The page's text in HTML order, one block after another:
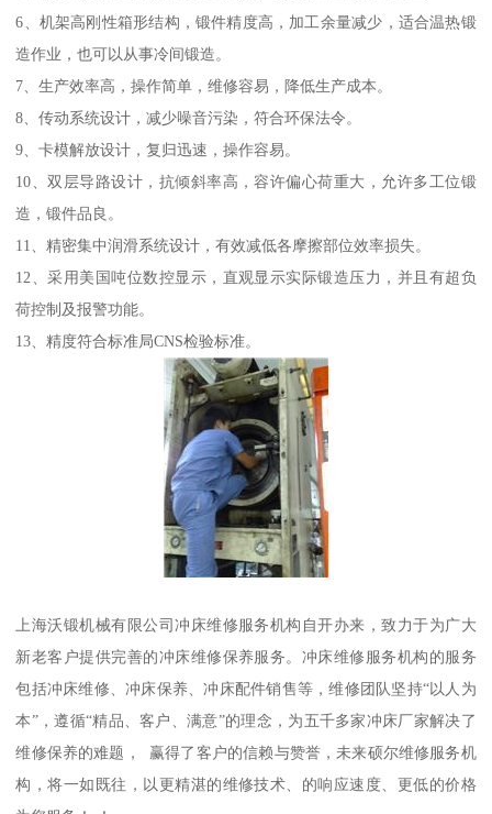
6、机架高刚性箱形结构，锻件精度高，加工余量减少，适合温热锻
造作业，也可以从事冷间锻造。
7、生产效率高，操作简单，维修容易，降低生产成本。
8、传动系统设计，减少噪音污染，符合环保法令。
9、卡模解放设计，复归迅速，操作容易。
10、双层导路设计，抗倾斜率高，容许偏心荷重大，允许多工位锻
造，锻件品良。
11、精密集中润滑系统设计，有效减低各摩擦部位效率损失。
12、采用美国吨位数控显示，直观显示实际锻造压力，并且有超负
荷控制及报警功能。
13、精度符合标准局CNS检验标准。
上海沃锻机械有限公司冲床维修服务机构自开办来，致力于为广大
新老客户提供完善的冲床维修保养服务。冲床维修服务机构的服务
包括冲床维修、冲床保养、冲床配件销售等，维修团队坚持“以人为
本”，遵循“精品、客户、满意”的理念，为五千多家冲床厂家解决了
维修保养的难题， 赢得了客户的信赖与赞誉，未来硕尔维修服务机
构，将一如既往，以更精湛的维修技术、的响应速度、更低的价格